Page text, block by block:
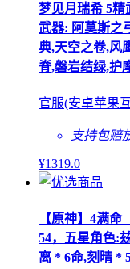
梦见月瑞希 5精
武器: 阿莫斯之
典,天空之卷,风
脊,磐岩结绿,护
官服(安卓苹果
支持包赔
¥1319.0
【原神】4满命
54，五星角色:
离 * 6命,刻晴 *